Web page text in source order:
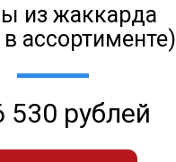
из жаккарда
ассортименте)
530 рублей